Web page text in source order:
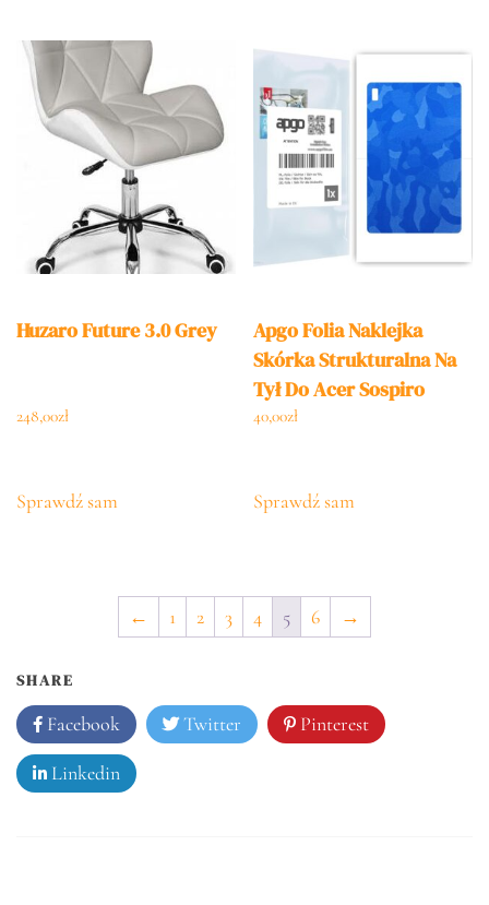
Huzaro Future 3.0 Grey
248,00zł
Sprawdź sam
Apgo Folia Naklejka
Skórka Strukturalna Na
Tył Do Acer Sospiro
As10Lxpro – Moro ,
40,00zł
Sprawdź sam
← 1 2 3 4 5 6 →
SHARE
Facebook Twitter Pinterest
Linkedin